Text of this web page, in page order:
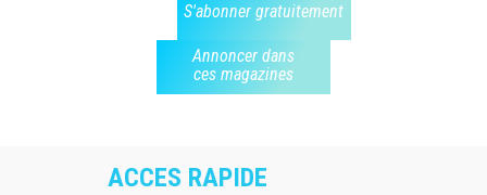
S'abonner gratuitement
Annoncer dans
ces magazines
ACCES RAPIDE